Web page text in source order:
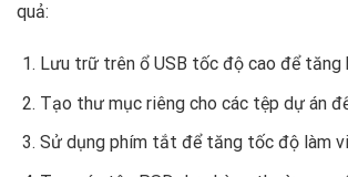
quả:
Lưu trữ trên ổ USB tốc độ cao để tăng
Tạo thư mục riêng cho các tệp dự án
Sử dụng phím tắt để tăng tốc độ làm